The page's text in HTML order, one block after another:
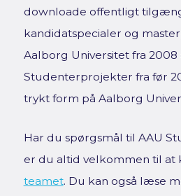
downloade offentligt
kandidatspecialer og
Aalborg Universitet fra 2008
Studenterprojekter fra før
trykt form på Aalborg
Har du spørgsmål til AAU
er du altid velkommen til at
teamet. Du kan også læse